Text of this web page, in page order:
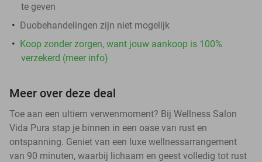
te geven
Duobehandelingen zijn niet mogelijk
Koop zonder zorgen, want jouw aankoop is 100%
verzekerd (meer info)
Meer over deze deal
Toe aan een ultiem verwenmoment? Bij Wellness Salon
Vida Pura stap je binnen in een oase van rust en
ontspanning. Geniet van een luxe wellnessarrangement
van 90 minuten, waarbij lichaam en geest volledig tot rust